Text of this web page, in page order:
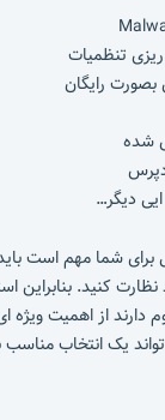
تنظمیات
رایگان
شده
دیگر…
شما مهم است
کنید. بنابراین
دارند از اهمیت ویژه
یک انتخاب مناسب